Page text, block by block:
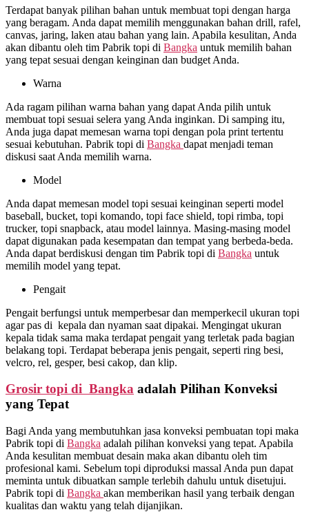
Terdapat banyak pilihan bahan untuk membuat topi dengan harga
yang beragam. Anda dapat memilih menggunakan bahan drill, rafel,
canvas, jaring, laken atau bahan yang lain. Apabila kesulitan, Anda
akan dibantu oleh tim Pabrik topi di Bangka untuk memilih bahan
yang tepat sesuai dengan keinginan dan budget Anda.
Warna
Ada ragam pilihan warna bahan yang dapat Anda pilih untuk
membuat topi sesuai selera yang Anda inginkan. Di samping itu,
Anda juga dapat memesan warna topi dengan pola print tertentu
sesuai kebutuhan. Pabrik topi di Bangka dapat menjadi teman
diskusi saat Anda memilih warna.
Model
Anda dapat memesan model topi sesuai keinginan seperti model
baseball, bucket, topi komando, topi face shield, topi rimba, topi
trucker, topi snapback, atau model lainnya. Masing-masing model
dapat digunakan pada kesempatan dan tempat yang berbeda-beda.
Anda dapat berdiskusi dengan tim Pabrik topi di Bangka untuk
memilih model yang tepat.
Pengait
Pengait berfungsi untuk memperbesar dan memperkecil ukuran topi
agar pas di kepala dan nyaman saat dipakai. Mengingat ukuran
kepala tidak sama maka terdapat pengait yang terletak pada bagian
belakang topi. Terdapat beberapa jenis pengait, seperti ring besi,
velcro, rel, gesper, besi cakop, dan klip.
Grosir topi di Bangka adalah Pilihan Konveksi
yang Tepat
Bagi Anda yang membutuhkan jasa konveksi pembuatan topi maka
Pabrik topi di Bangka adalah pilihan konveksi yang tepat. Apabila
Anda kesulitan membuat desain maka akan dibantu oleh tim
profesional kami. Sebelum topi diproduksi massal Anda pun dapat
meminta untuk dibuatkan sample terlebih dahulu untuk disetujui.
Pabrik topi di Bangka akan memberikan hasil yang terbaik dengan
kualitas dan waktu yang telah dijanjikan.